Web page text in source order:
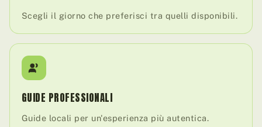
Scegli il giorno che preferisci tra quelli disponibili.
GUIDE PROFESSIONALI
Guide locali per un'esperienza più autentica.